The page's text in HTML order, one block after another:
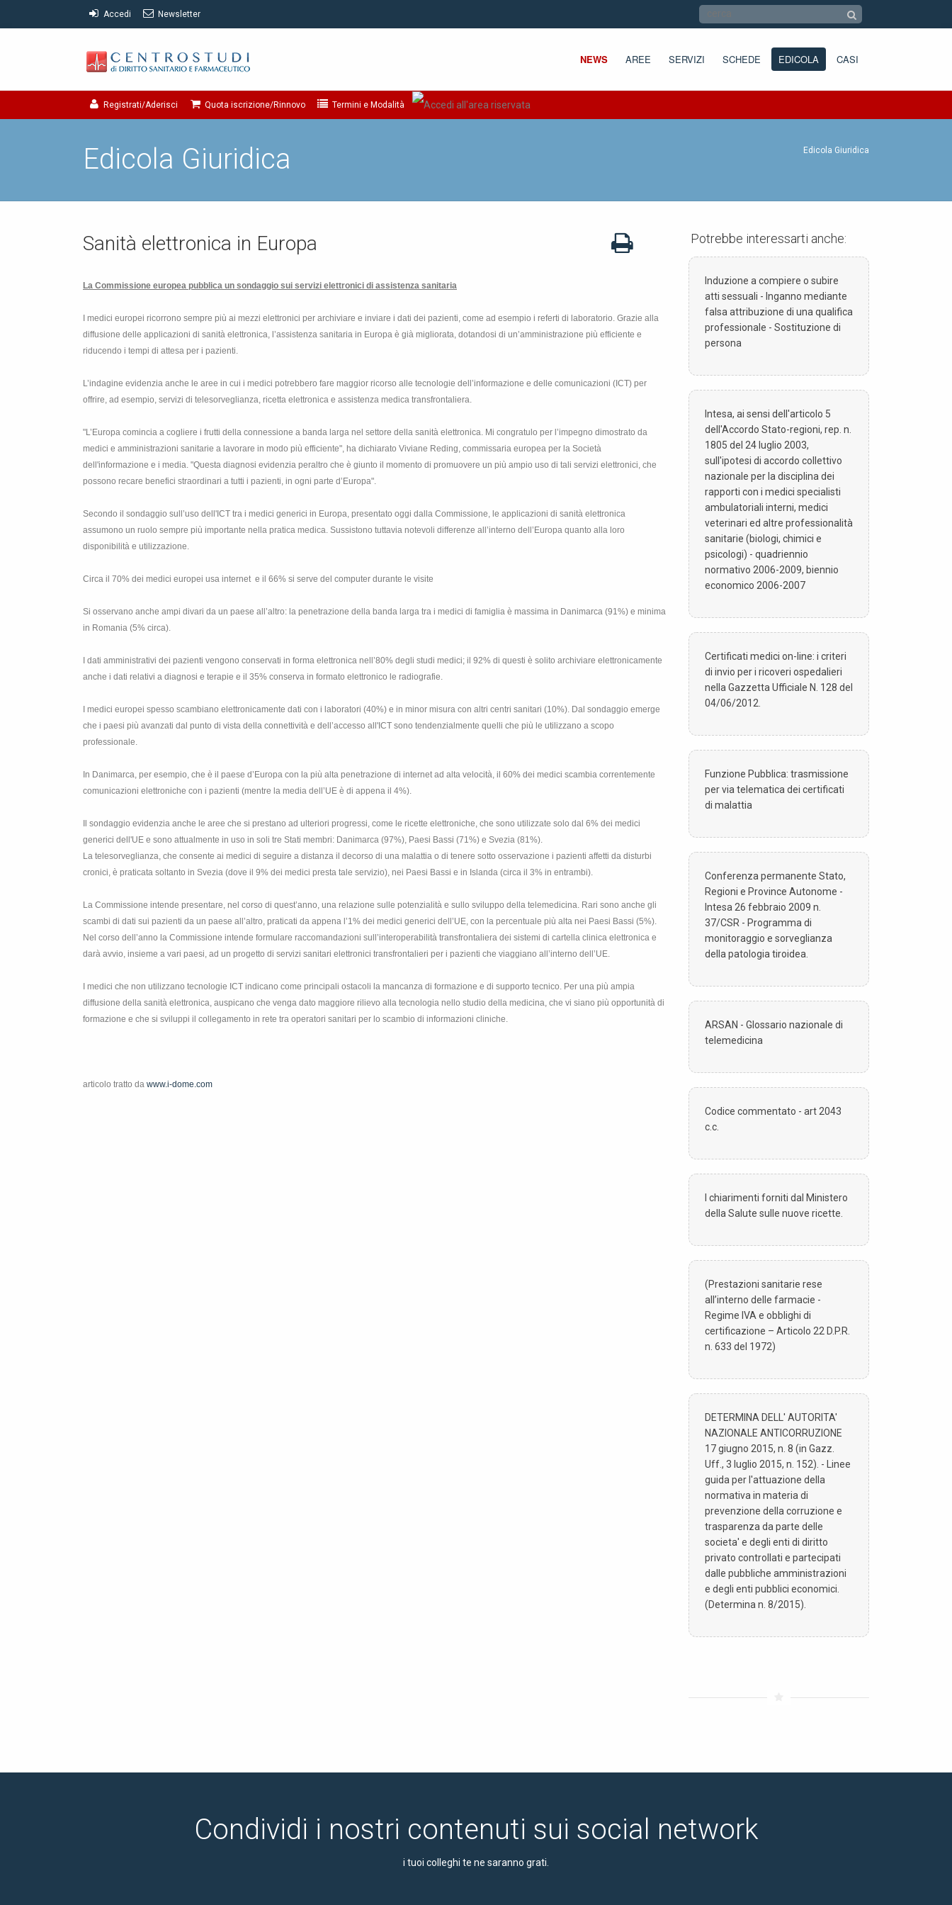
Accedi Newsletter
NEWS AREE SERVIZI SCHEDE EDICOLA CASI
Registrati/Aderisci Quota iscrizione/Rinnovo Termini e Modalità
Edicola Giuridica Edicola Giuridica
Sanità elettronica in Europa
La Commissione europea pubblica un sondaggio sui servizi elettronici di assistenza sanitaria
I medici europei ricorrono sempre più ai mezzi elettronici per archiviare e inviare i dati dei pazienti, come ad esempio i referti di laboratorio. Grazie alla
diffusione delle applicazioni di sanità elettronica, l’assistenza sanitaria in Europa è già migliorata, dotandosi di un’amministrazione più efficiente e
riducendo i tempi di attesa per i pazienti.
L’indagine evidenzia anche le aree in cui i medici potrebbero fare maggior ricorso alle tecnologie dell’informazione e delle comunicazioni (ICT) per
offrire, ad esempio, servizi di telesorveglianza, ricetta elettronica e assistenza medica transfrontaliera.
"L’Europa comincia a cogliere i frutti della connessione a banda larga nel settore della sanità elettronica. Mi congratulo per l’impegno dimostrato da
medici e amministrazioni sanitarie a lavorare in modo più efficiente", ha dichiarato Viviane Reding, commissaria europea per la Società
dell'informazione e i media. "Questa diagnosi evidenzia peraltro che è giunto il momento di promuovere un più ampio uso di tali servizi elettronici, che
possono recare benefici straordinari a tutti i pazienti, in ogni parte d’Europa".
Secondo il sondaggio sull’uso dell'ICT tra i medici generici in Europa, presentato oggi dalla Commissione, le applicazioni di sanità elettronica
assumono un ruolo sempre più importante nella pratica medica. Sussistono tuttavia notevoli differenze all’interno dell’Europa quanto alla loro
disponibilità e utilizzazione.
Circa il 70% dei medici europei usa internet e il 66% si serve del computer durante le visite
Si osservano anche ampi divari da un paese all’altro: la penetrazione della banda larga tra i medici di famiglia è massima in Danimarca (91%) e minima
in Romania (5% circa).
I dati amministrativi dei pazienti vengono conservati in forma elettronica nell’80% degli studi medici; il 92% di questi è solito archiviare elettronicamente
anche i dati relativi a diagnosi e terapie e il 35% conserva in formato elettronico le radiografie.
I medici europei spesso scambiano elettronicamente dati con i laboratori (40%) e in minor misura con altri centri sanitari (10%). Dal sondaggio emerge
che i paesi più avanzati dal punto di vista della connettività e dell’accesso all'ICT sono tendenzialmente quelli che più le utilizzano a scopo
professionale.
In Danimarca, per esempio, che è il paese d’Europa con la più alta penetrazione di internet ad alta velocità, il 60% dei medici scambia correntemente
comunicazioni elettroniche con i pazienti (mentre la media dell’UE è di appena il 4%).
Il sondaggio evidenzia anche le aree che si prestano ad ulteriori progressi, come le ricette elettroniche, che sono utilizzate solo dal 6% dei medici
generici dell'UE e sono attualmente in uso in soli tre Stati membri: Danimarca (97%), Paesi Bassi (71%) e Svezia (81%).
La telesorveglianza, che consente ai medici di seguire a distanza il decorso di una malattia o di tenere sotto osservazione i pazienti affetti da disturbi
cronici, è praticata soltanto in Svezia (dove il 9% dei medici presta tale servizio), nei Paesi Bassi e in Islanda (circa il 3% in entrambi).
La Commissione intende presentare, nel corso di quest’anno, una relazione sulle potenzialità e sullo sviluppo della telemedicina. Rari sono anche gli
scambi di dati sui pazienti da un paese all’altro, praticati da appena l’1% dei medici generici dell’UE, con la percentuale più alta nei Paesi Bassi (5%).
Nel corso dell’anno la Commissione intende formulare raccomandazioni sull’interoperabilità transfrontaliera dei sistemi di cartella clinica elettronica e
darà avvio, insieme a vari paesi, ad un progetto di servizi sanitari elettronici transfrontalieri per i pazienti che viaggiano all’interno dell’UE.
I medici che non utilizzano tecnologie ICT indicano come principali ostacoli la mancanza di formazione e di supporto tecnico. Per una più ampia
diffusione della sanità elettronica, auspicano che venga dato maggiore rilievo alla tecnologia nello studio della medicina, che vi siano più opportunità di
formazione e che si sviluppi il collegamento in rete tra operatori sanitari per lo scambio di informazioni cliniche.
articolo tratto da www.i-dome.com
Potrebbe interessarti anche:
Induzione a compiere o subire
atti sessuali - Inganno mediante
falsa attribuzione di una qualifica
professionale - Sostituzione di
persona
Intesa, ai sensi dell'articolo 5
dell'Accordo Stato-regioni, rep. n.
1805 del 24 luglio 2003,
sull'ipotesi di accordo collettivo
nazionale per la disciplina dei
rapporti con i medici specialisti
ambulatoriali interni, medici
veterinari ed altre professionalità
sanitarie (biologi, chimici e
psicologi) - quadriennio
normativo 2006-2009, biennio
economico 2006-2007
Certificati medici on-line: i criteri
di invio per i ricoveri ospedalieri
nella Gazzetta Ufficiale N. 128 del
04/06/2012.
Funzione Pubblica: trasmissione
per via telematica dei certificati
di malattia
Conferenza permanente Stato,
Regioni e Province Autonome -
Intesa 26 febbraio 2009 n.
37/CSR - Programma di
monitoraggio e sorveglianza
della patologia tiroidea.
ARSAN - Glossario nazionale di
telemedicina
Codice commentato - art 2043
c.c.
I chiarimenti forniti dal Ministero
della Salute sulle nuove ricette.
(Prestazioni sanitarie rese
all’interno delle farmacie -
Regime IVA e obblighi di
certificazione – Articolo 22 D.P.R.
n. 633 del 1972)
DETERMINA DELL' AUTORITA'
NAZIONALE ANTICORRUZIONE
17 giugno 2015, n. 8 (in Gazz.
Uff., 3 luglio 2015, n. 152). - Linee
guida per l'attuazione della
normativa in materia di
prevenzione della corruzione e
trasparenza da parte delle
societa' e degli enti di diritto
privato controllati e partecipati
dalle pubbliche amministrazioni
e degli enti pubblici economici.
(Determina n. 8/2015).
Condividi i nostri contenuti sui social network
i tuoi colleghi te ne saranno grati.